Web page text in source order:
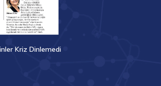
Kriz Dinlemedi